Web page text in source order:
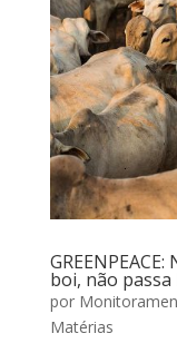
boi, não passa
por
Matérias